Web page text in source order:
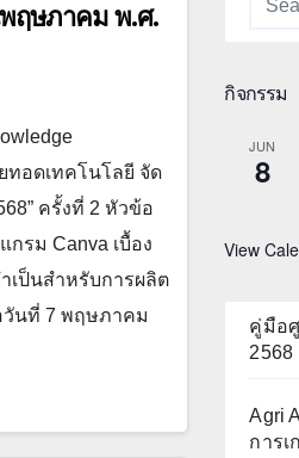
ฤษภาคม พ.ศ.
ทอดเทคโนโลยี จัด
ครั้งที่ 2 หัวข้อ
กรม Canva เบื้อง
ป็นสำหรับการผลิต
วันที่ 7 พฤษภาคม
กิจกรรม
JUN
8
View
คู่มือ
2568
Agri
การเ